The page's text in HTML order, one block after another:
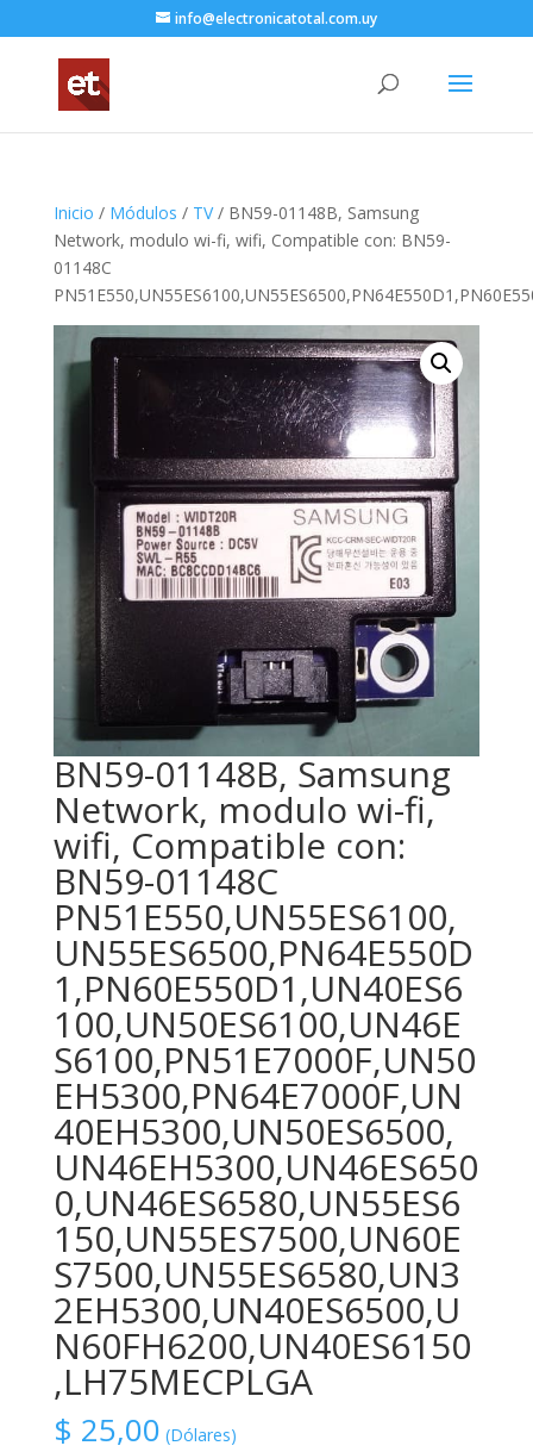
info@electronicatotal.com.uy
Inicio / Módulos / TV/ BN59-01148B, Samsung
Network, modulo wi-fi, wifi, Compatible con: BN59-
01148C
BN59-01148B, Samsung
Network, modulo wi-fi,
wifi, Compatible con:
BN59-01148C
PN51E550,UN55ES6100,
UN55ES6500,PN64E550D
1,PN60E550D1,UN40ES6
100,UN50ES6100,UN46E
S6100,PN51E7000F,UN50
EH5300,PN64E7000F,UN
40EH5300,UN50ES6500,
UN46EH5300,UN46ES650
0,UN46ES6580,UN55ES6
150,UN55ES7500,UN60E
S7500,UN55ES6580,UN3
2EH5300,UN40ES6500,U
N60FH6200,UN40ES6150
,LH75MECPLGA
$ 25,00 (Dólares)